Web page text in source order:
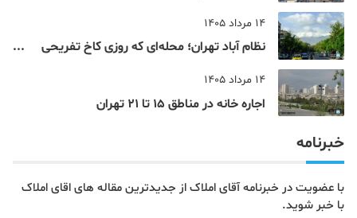
14 مرداد 1405
نظام‌ آباد تهران؛ محله‌ای که روزی کاخ تفریحی
14 مرداد 1405
اجاره خانه در مناطق 15 تا 21 تهران
خبرنامه
با عضویت در خبرنامه آقای املاک از جدیدترین مقاله های اقای املاک
با خبر شوید.